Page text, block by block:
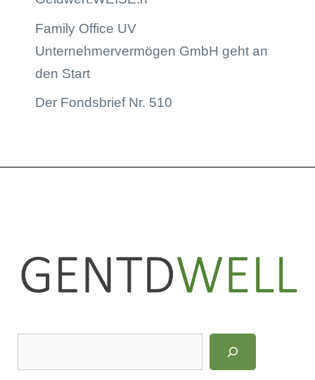
Family Office UV
Unternehmervermögen GmbH geht an
den Start
Der Fondsbrief Nr. 510
u